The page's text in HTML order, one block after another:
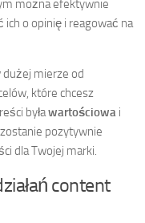
można efektywnie
o opinię i reagować na
mierze od
które chcesz
byławartościowa i
zostanie pozytywnie
dla Twojej marki.
content